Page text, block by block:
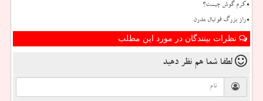
کرم گوش چیست؟
راز بزرگ فوتبال مدرن
نظرات بینندگان در مورد این مطلب
لطفا شما هم نظر دهید